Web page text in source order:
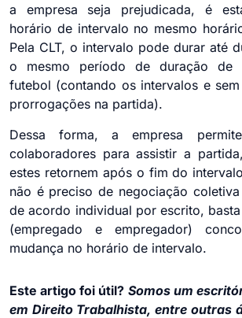
a empresa seja prejudicada, é
horário de intervalo no mesmo
Pela CLT, o intervalo pode durar até
o mesmo período de duração de
futebol (contando os intervalos e
prorrogações na partida).
Dessa forma, a empresa
colaboradores para assistir a
estes retornem após o fim do
não é preciso de negociação
de acordo individual por escrito,
(empregado e empregador)
mudança no horário de intervalo.
Este artigo foi útil? Somos um
em Direito Trabalhista, entre outras